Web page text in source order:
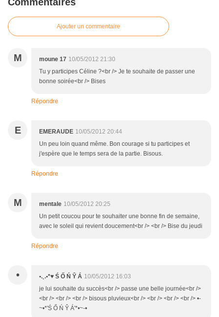
Ajouter un commentaire
M moune 17 10/05/2012 21:30
Tu y participes Céline ?<br /> Je te souhaite de passer une
bonne soirée<br /> Bises
Répondre
E EMERAUDE 10/05/2012 20:44
Un peu loin quand même. Bon courage si tu participes et
j'espère que le temps sera de la partie. Bisous.
Répondre
M mentale 10/05/2012 20:25
Un petit coucou pour te souhaiter une bonne fin de semaine,
avec le soleil qui revient doucement<br /> <br /> Bise du jeudi
Répondre
• •.¸.•*♥ Ś Ő Ń Ŷ Á 10/05/2012 16:03
je lui souhaite du succès<br /> passe une belle journée<br />
<br /> <br /> <br /> bisous pluvieux<br /> <br /> <br /> <br /> •-
~•*'Ś Ő Ń Ŷ Á'*•~-•